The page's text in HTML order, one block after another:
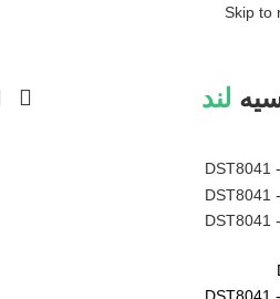
Skip to
لند